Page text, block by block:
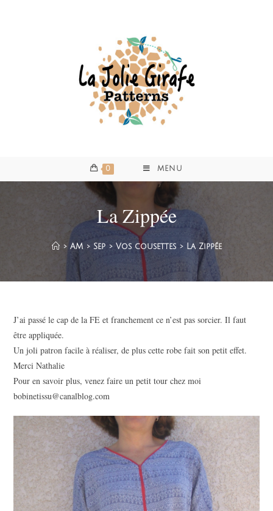
0 MENU
La Zippée
> AM > Sep > Vos cousettes > La Zippée
J’ai passé le cap de la FE et franchement ce n’est pas sorcier. Il faut
être appliquée.
Un joli patron facile à réaliser, de plus cette robe fait son petit effet.
Merci Nathalie
Pour en savoir plus, venez faire un petit tour chez moi
bobinetissu@canalblog.com